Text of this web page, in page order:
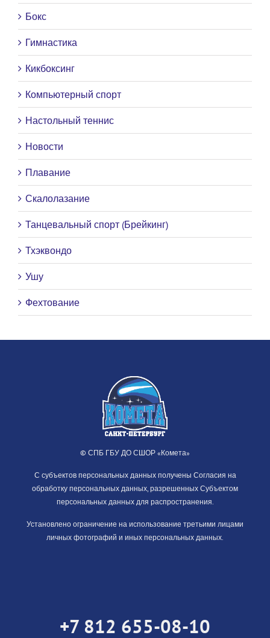
Бокс
Гимнастика
Кикбоксинг
Компьютерный спорт
Настольный теннис
Новости
Плавание
Скалолазание
Танцевальный спорт (Брейкинг)
Тхэквондо
Ушу
Фехтование
© СПБ ГБУ ДО СШОР «Комета»
С субъектов персональных данных получены Согласия на
обработку персональных данных, разрешенных Субъектом
персональных данных для распространения.
Установлено ограничение на использование третьими лицами
личных фотографий и иных персональных данных.
+7 812 655-08-10